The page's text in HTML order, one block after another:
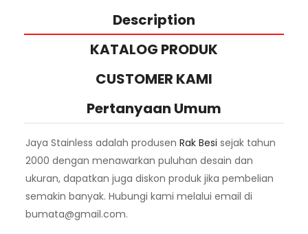
Description
KATALOG PRODUK
CUSTOMER KAMI
Pertanyaan Umum
Jaya Stainless adalah produsen Rak Besi sejak tahun
2000 dengan menawarkan puluhan desain dan
ukuran, dapatkan juga diskon produk jika pembelian
semakin banyak. Hubungi kami melalui email di
bumata@gmail.com.